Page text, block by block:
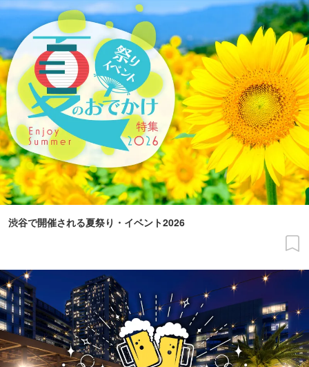
渋谷で開催される夏祭り・イベント2026